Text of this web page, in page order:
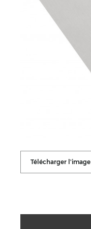
Télécharger l'image